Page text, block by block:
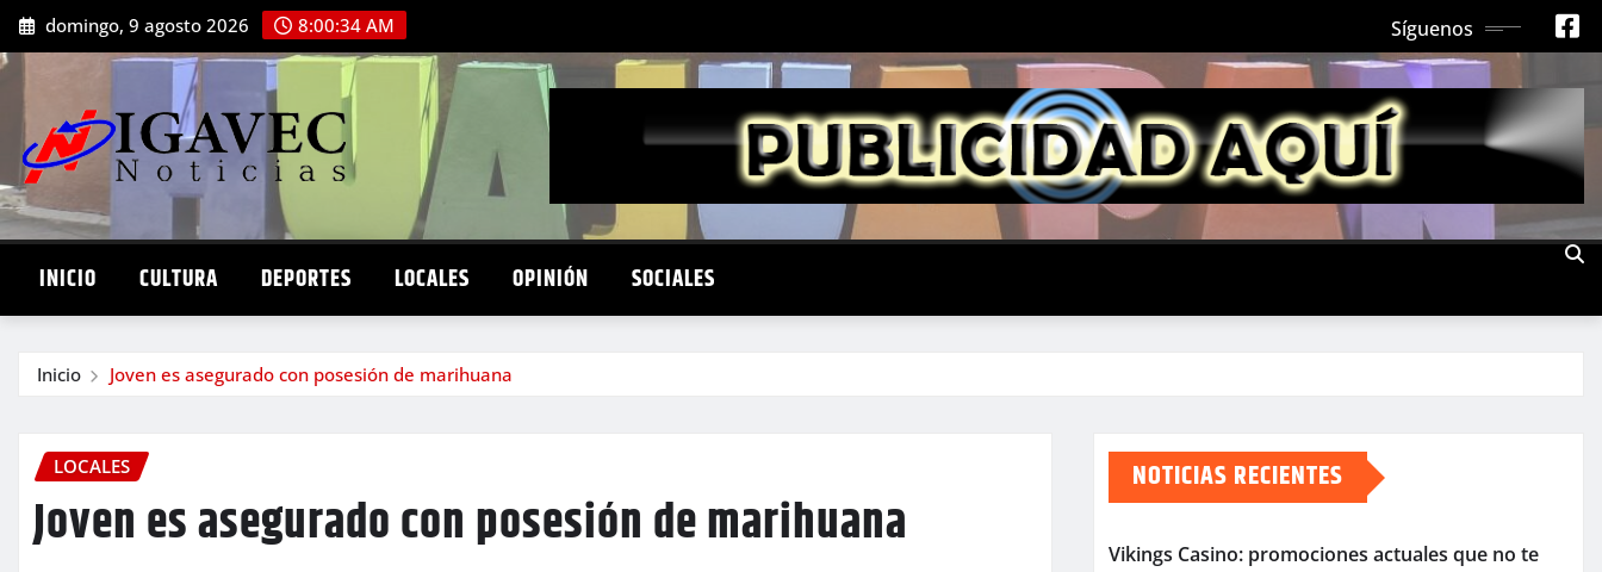
Saltar
al
contenido
domingo, 9 agosto 2026 8:00:36 AM Síguenos
INICIO CULTURA DEPORTES LOCALES OPINIÓN SOCIALES
Inicio Joven es asegurado con posesión de marihuana
LOCALES
Joven es asegurado con posesión de marihuana
NOTICIAS RECIENTES
Vikings Casino: promociones actuales que no te